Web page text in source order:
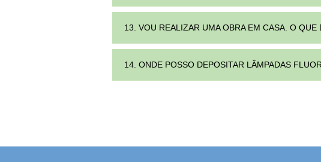
13. VOU REALIZAR UMA OBRA EM CASA. O
14. ONDE POSSO DEPOSITAR LÂMPADAS